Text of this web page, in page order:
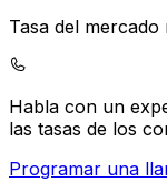
Tasa del
Habla con un
las tasas de los
Programar una